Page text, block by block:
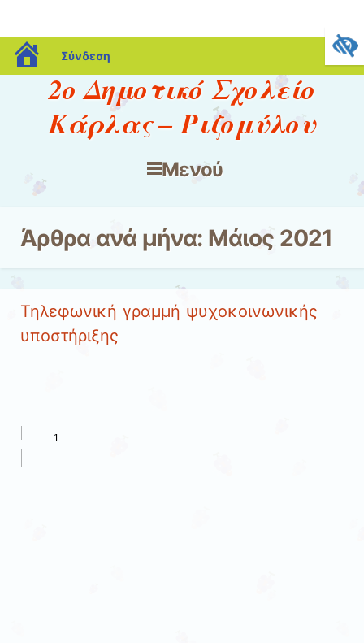
blogs.sch.gr
Σύνδεση
2ο Δημοτικό Σχολείο
Κάρλας – Ριζομύλου
Μενού
Μετάβαση στο περιεχόμενο
Άρθρα ανά μήνα: Μάιος 2021
Τηλεφωνική γραμμή ψυχοκοινωνικής
υποστήριξης